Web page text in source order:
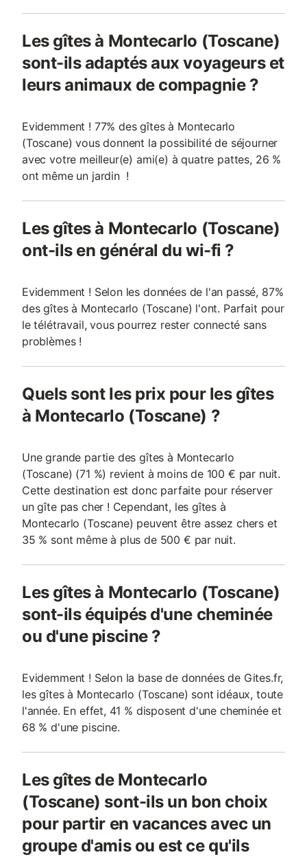
Les gîtes à Montecarlo (Toscane)
sont-ils adaptés aux voyageurs et
leurs animaux de compagnie ?
Evidemment ! 77% des gîtes à Montecarlo
(Toscane) vous donnent la possibilité de séjourner
avec votre meilleur(e) ami(e) à quatre pattes, 26 %
ont même un jardin !
Les gîtes à Montecarlo (Toscane)
ont-ils en général du wi-fi ?
Evidemment ! Selon les données de l'an passé, 87%
des gîtes à Montecarlo (Toscane) l'ont. Parfait pour
le télétravail, vous pourrez rester connecté sans
problèmes !
Quels sont les prix pour les gîtes
à Montecarlo (Toscane) ?
Une grande partie des gîtes à Montecarlo
(Toscane) (71 %) revient à moins de 100 € par nuit.
Cette destination est donc parfaite pour réserver
un gîte pas cher ! Cependant, les gîtes à
Montecarlo (Toscane) peuvent être assez chers et
35 % sont même à plus de 500 € par nuit.
Les gîtes à Montecarlo (Toscane)
sont-ils équipés d'une cheminée
ou d'une piscine ?
Evidemment ! Selon la base de données de Gites.fr,
les gîtes à Montecarlo (Toscane) sont idéaux, toute
l'année. En effet, 41 % disposent d'une cheminée et
68 % d'une piscine.
Les gîtes de Montecarlo
(Toscane) sont-ils un bon choix
pour partir en vacances avec un
groupe d'amis ou est ce qu'ils